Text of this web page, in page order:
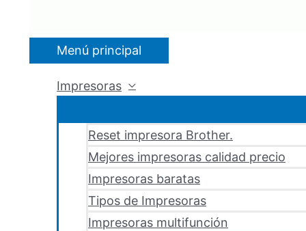
Menú principal
Impresoras
Reset impresora Brother.
Mejores impresoras calidad precio
Impresoras baratas
Tipos de Impresoras
Impresoras multifunción